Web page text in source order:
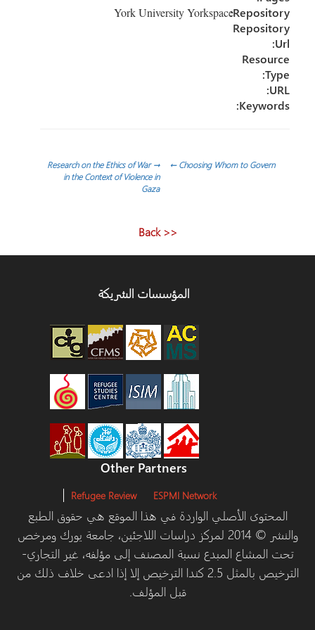
Repository:
York University Yorkspace
Repository
Url:
Resource
Type:
URL:
Keywords:
تصفّح
→
Research on the Ethics of War
in the Context of Violence in
Gaza
Choosing Whom to Govern
←
<< Back
المؤسسات الشريكة
Other Partners
ESPMI Network
Refugee Review
المحتوى الأصلي الواردة في هذا الموقع هي حقوق الطبع
والنشر © 2014 لمركز دراسات اللاجئين، جامعة يورك ومرخص
تحت المشاع المبدع نسبة المصنف إلى مؤلفه، غير التجاري-
الترخيص بالمثل 2.5 كندا الترخيص إلا إذا ادعى خلاف ذلك من
قبل المؤلف.